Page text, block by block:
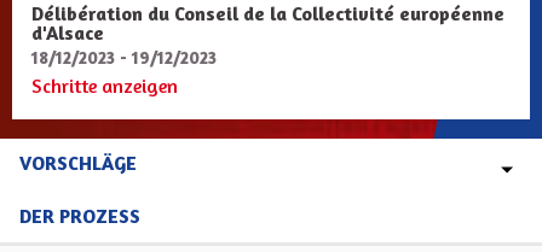
Délibération du Conseil de la Collectivité européenne
d'Alsace
18/12/2023 - 19/12/2023
Schritte anzeigen
VORSCHLÄGE
DER PROZESS